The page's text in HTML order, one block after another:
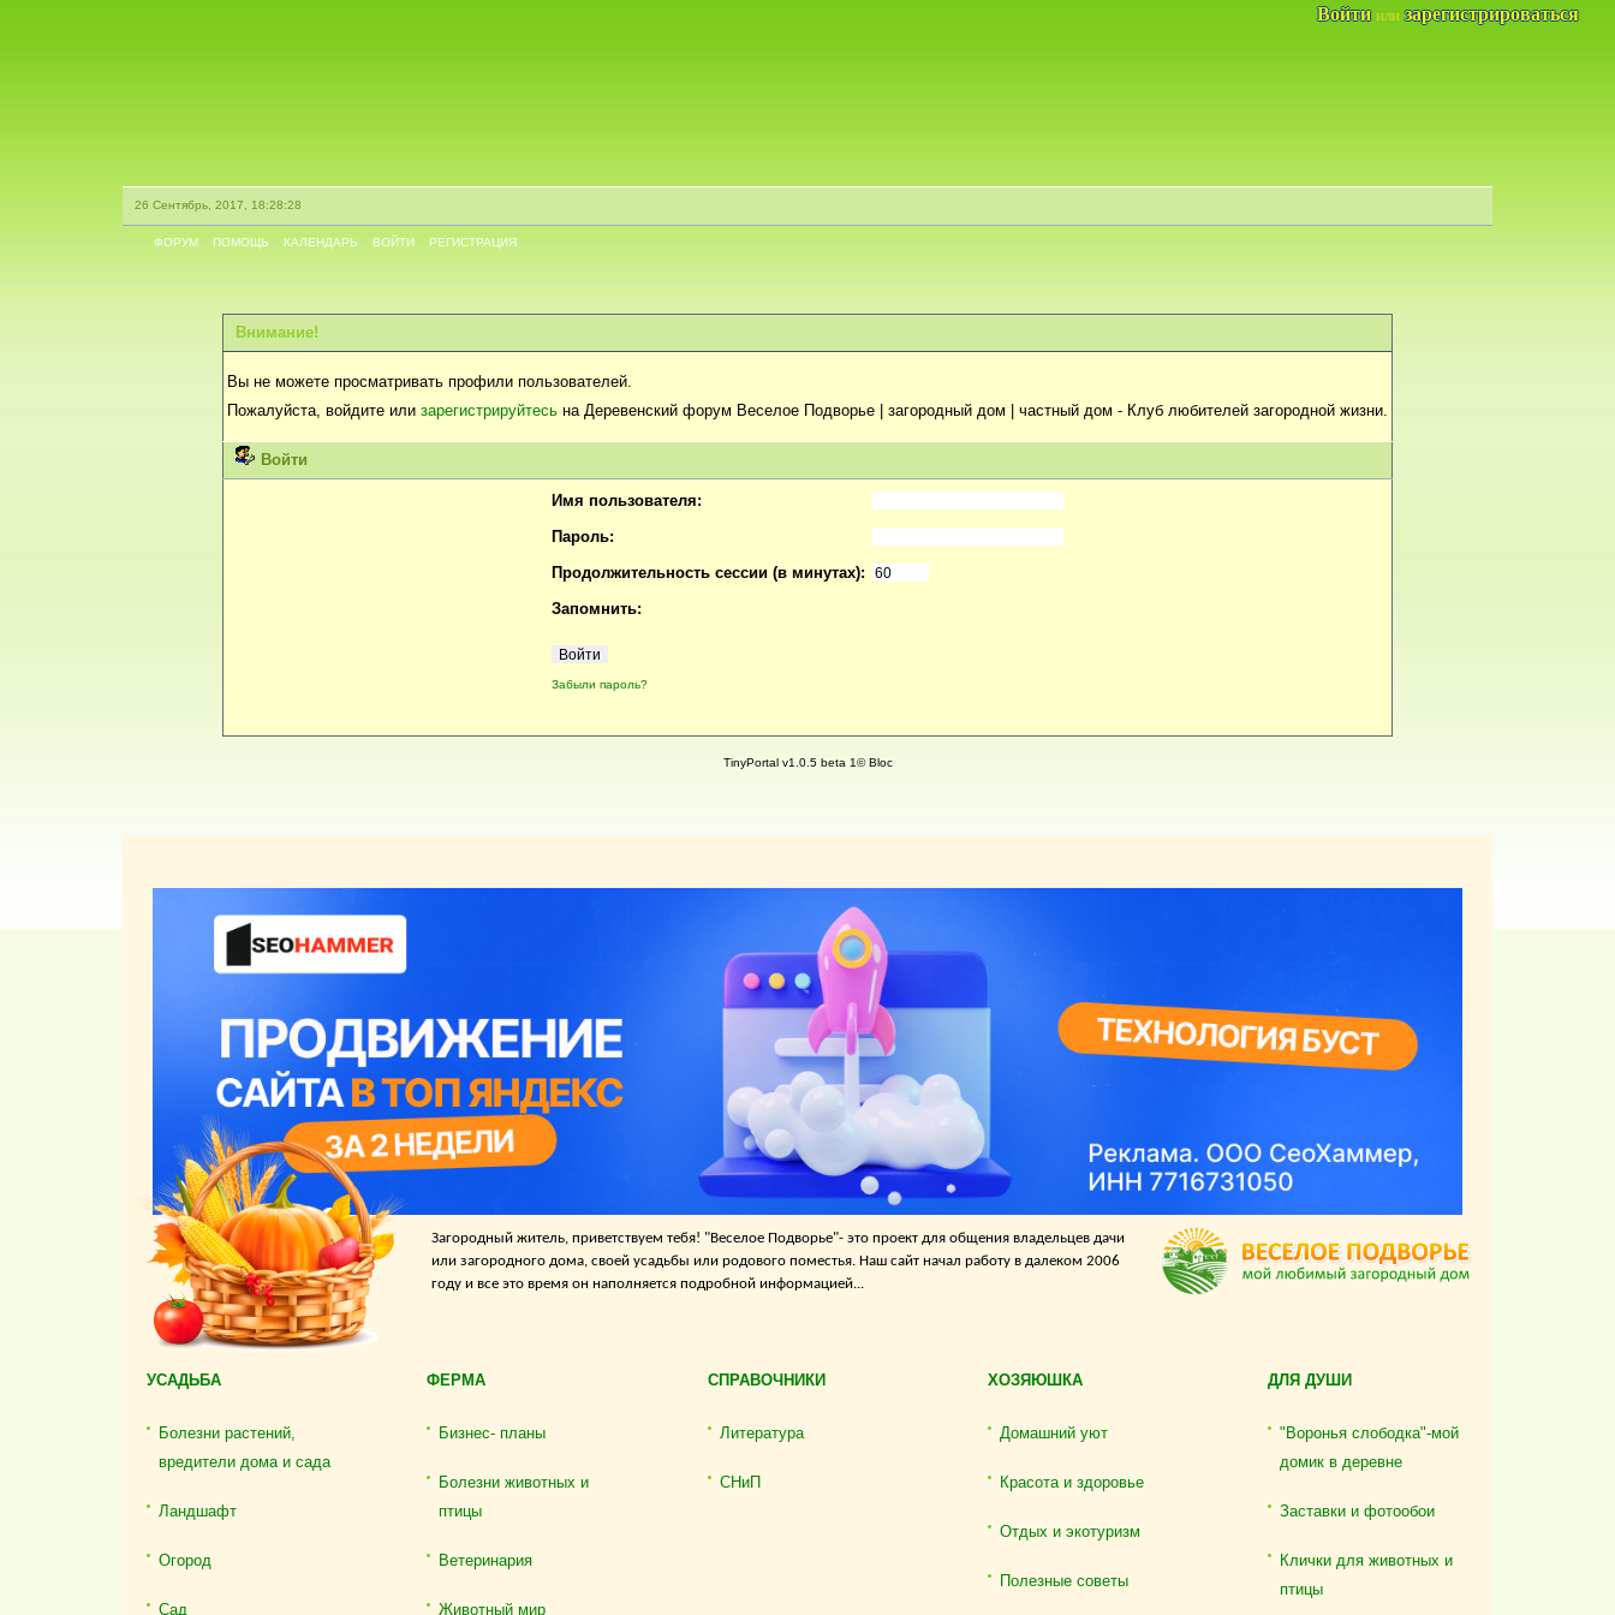
Войти или зарегистрироваться
26 Сентябрь, 2017, 18:28:28
ФОРУМ ПОМОЩЬ КАЛЕНДАРЬ ВОЙТИ РЕГИСТРАЦИЯ
Внимание!
Вы не можете просматривать профили пользователей.
Пожалуйста, войдите или зарегистрируйтесь на Деревенский форум Веселое Подворье | загородный дом | частный дом - Клуб любителей загородной жизни.
Войти
Имя пользователя:
Пароль:
Продолжительность сессии (в минутах):
Запомнить:
Забыли пароль?
TinyPortal v1.0.5 beta 1© Bloc
Загородный житель, приветствуем тебя! "Веселое Подворье"- это проект для общения владельцев дачи
или загородного дома, своей усадьбы или родового поместья. Наш сайт начал работу в далеком 2006
году и все это время он наполняется подробной информацией...
УСАДЬБА
Болезни растений,
вредители дома и сада
Ландшафт
Огород
Сад
ФЕРМА
Бизнес- планы
Болезни животных и
птицы
Ветеринария
Животный мир
СПРАВОЧНИКИ
Литература
СНиП
ХОЗЯЮШКА
Домашний уют
Красота и здоровье
Отдых и экотуризм
Полезные советы
ДЛЯ ДУШИ
"Воронья слободка"-мой
домик в деревне
Заставки и фотообои
Клички для животных и
птицы